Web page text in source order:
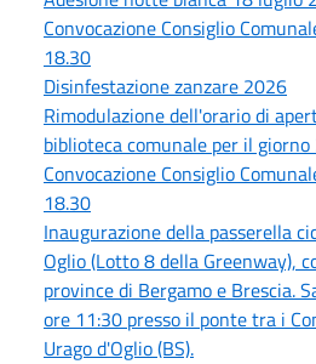
Convocazione Consiglio
18.30
Disinfestazione zanzare 2026
Rimodulazione dell'orario di
biblioteca comunale per il
Convocazione Consiglio
18.30
Inaugurazione della passerella
Oglio (Lotto 8 della Greenway),
province di Bergamo e Brescia.
ore 11:30 presso il ponte tra i
Urago d'Oglio (BS).